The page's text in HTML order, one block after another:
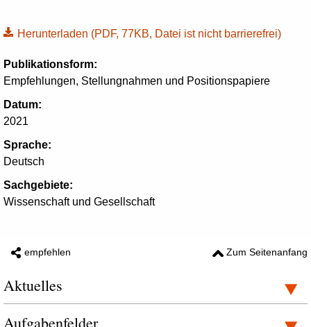
Herunterladen (PDF, 77KB, Datei ist nicht barrierefrei)
Publikationsform:
Empfehlungen, Stellungnahmen und Positionspapiere
Datum:
2021
Sprache:
Deutsch
Sachgebiete:
Wissenschaft und Gesellschaft
empfehlen Zum Seitenanfang
Aktuelles
Aufgabenfelder